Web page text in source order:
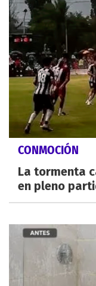
CONMOCIÓN
La tormenta
en pleno